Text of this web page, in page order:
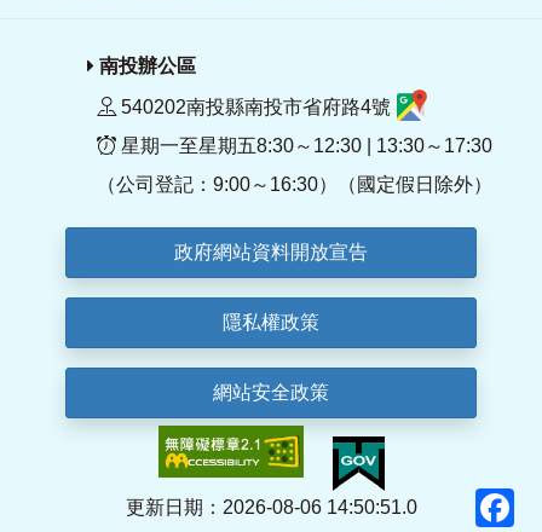
南投辦公區
540202南投縣南投市省府路4號
星期一至星期五8:30～12:30 | 13:30～17:30
（公司登記：9:00～16:30）（國定假日除外）
政府網站資料開放宣告
隱私權政策
網站安全政策
更新日期：2026-08-06 14:50:51.0